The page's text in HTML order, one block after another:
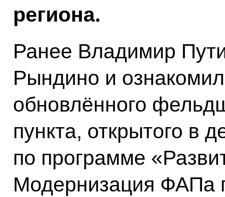
региона.
Ранее Владимир
Рындино и
обновлённого
пункта, открытого в
по программе
Модернизация ФАПа